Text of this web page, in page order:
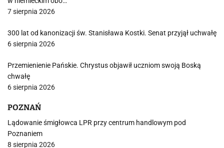
7 sierpnia 2026
300 lat od kanonizacji św. Stanisława Kostki. Senat przyjął uchwałę
6 sierpnia 2026
Przemienienie Pańskie. Chrystus objawił uczniom swoją Boską
chwałę
6 sierpnia 2026
POZNAŃ
Lądowanie śmigłowca LPR przy centrum handlowym pod
Poznaniem
8 sierpnia 2026